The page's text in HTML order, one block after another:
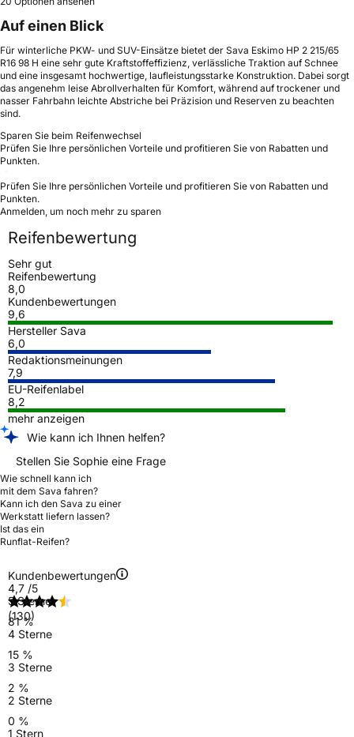
Auf einen Blick
Für winterliche PKW- und SUV-Einsätze bietet der Sava Eskimo HP 2 215/65
R16 98 H eine sehr gute Kraftstoffeffizienz, verlässliche Traktion auf Schnee
und eine insgesamt hochwertige, laufleistungsstarke Konstruktion. Dabei sorgt
das angenehm leise Abrollverhalten für Komfort, während auf trockener und
nasser Fahrbahn leichte Abstriche bei Präzision und Reserven zu beachten
sind.
Sparen Sie beim Reifenwechsel
Prüfen Sie Ihre persönlichen Vorteile und profitieren Sie von Rabatten und
Punkten.
Prüfen Sie Ihre persönlichen Vorteile und profitieren Sie von Rabatten und
Punkten.
Anmelden, um noch mehr zu sparen
Reifenbewertung
Sehr gut
Reifenbewertung
8,0
Kundenbewertungen
9,6
Hersteller Sava
6,0
Redaktionsmeinungen
7,9
EU-Reifenlabel
8,2
mehr anzeigen
Wie kann ich Ihnen helfen?
Stellen Sie Sophie eine Frage
Wie schnell kann ich
mit dem Sava fahren?
Kann ich den Sava zu einer
Werkstatt liefern lassen?
Ist das ein
Runflat-Reifen?
Kundenbewertungen
4,7 /5
(130)
5 Sterne
81 %
4 Sterne
15 %
3 Sterne
2 %
2 Sterne
0 %
1 Stern